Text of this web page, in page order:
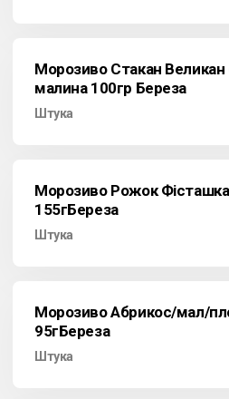
Морозиво Стакан Великан
малина 100гр Береза
Штука
Морозиво Рожок Фісташка
155гБереза
Штука
Морозиво Абрикос/мал/
95гБереза
Штука